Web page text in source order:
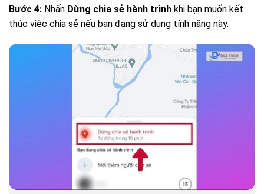
Bước 4: Nhấn Dừng chia sẻ hành trình khi bạn muốn kết
thúc việc chia sẻ nếu bạn đang sử dụng tính năng này.